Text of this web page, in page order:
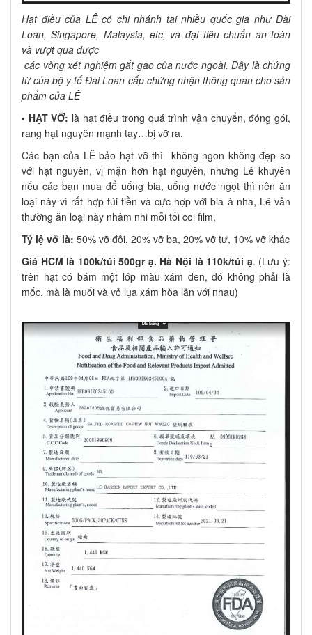
Hạt điều của LÊ có chi nhánh tại nhiều quốc gia như Đài
Loan, Singapore, Malaysia, etc, và đạt tiêu chuẩn an toàn
và vượt qua được
các vòng xét nghiệm gắt gao của nước ngoài. Đây là chứng
từ của bộ y tế Đài Loan cấp chứng nhận thông quan cho sản
phẩm của LÊ
• HẠT VỠ: là hạt điều trong quá trình vận chuyển, đóng gói,
rang hạt nguyên mạnh tay…bị vỡ ra.
Các bạn của LÊ bảo hạt vỡ thì không ngon không đẹp so
với hạt nguyên, vị mặn hơn hạt nguyên, nhưng Lê khuyên
nếu các bạn mua để uống bia, uống nước ngọt thì nên ăn
loại này vì rất hợp túi tiền và cực hợp với bia à nha, Lê vẫn
thường ăn loại này nhâm nhi mỗi tối coi film,
Tỷ lệ vỡ là: 50% vỡ đôi, 20% vỡ ba, 20% vỡ tư, 10% vỡ khác
Giá HCM là 100k/túi 500gr ạ. Hà Nội là 110k/túi ạ. (Lưu ý:
trên hạt có bám một lớp màu xám đen, đó không phải là
mốc, mà là muối và vỏ lụa xám hòa lẫn với nhau)